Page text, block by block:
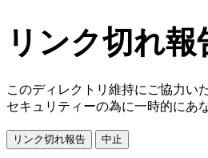
リンク切れ報
このディレクトリ維持にご協力い
セキュリティーの為に一時的にあ